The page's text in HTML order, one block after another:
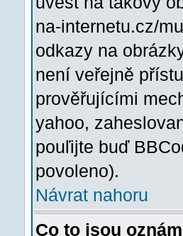
na-internetu.cz/
odkazy na
není veřejně
prověřujícími
yahoo,
pouľijte buď
povoleno).
Návrat nahoru
Co to jsou